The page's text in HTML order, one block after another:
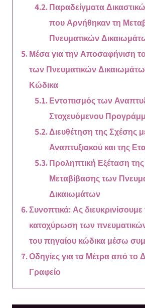
Παραδείγματα
που Αρνήθηκαν τη
Πνευματικών
Μέσα για την Αποσαφήνιση
των Πνευματικών
Κώδικα
Εντοπισμός των
Στοχευόμενου
Διευθέτηση της Σχέσης
Αναπτυξιακού και της
Προληπτική Εξέταση
Μεταβίβασης των
Δικαιωμάτων
Συνοπτικά: Ας διευκρινίσουμε
κατοχύρωση των
του πηγαίου κώδικα μέσω
Οδηγίες για τα Μέτρα από το
Γραφείο